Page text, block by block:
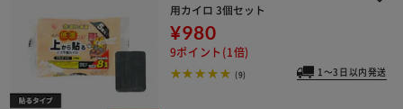
用カイロ 3個セット
¥980
9ポイント(1倍)
(9) 1～3日以内発送